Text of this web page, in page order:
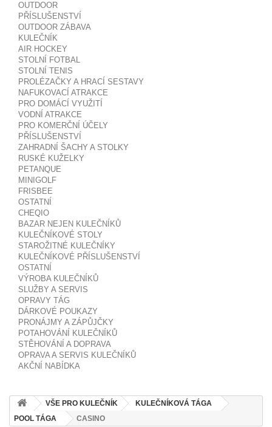
OUTDOOR
PŘÍSLUŠENSTVÍ
OUTDOOR ZÁBAVA
KULEČNÍK
AIR HOCKEY
STOLNÍ FOTBAL
STOLNÍ TENIS
PROLÉZAČKY A HRACÍ SESTAVY
NAFUKOVACÍ ATRAKCE
PRO DOMÁCÍ VYUŽITÍ
VODNÍ ATRAKCE
PRO KOMERČNÍ ÚČELY
PŘÍSLUŠENSTVÍ
ZAHRADNÍ ŠACHY A STOLKY
RUSKÉ KUŽELKY
PETANQUE
MINIGOLF
FRISBEE
OSTATNÍ
CHEQIO
BAZAR NEJEN KULEČNÍKŮ
KULEČNÍKOVÉ STOLY
STAROŽITNÉ KULEČNÍKY
KULEČNÍKOVÉ PŘÍSLUŠENSTVÍ
OSTATNÍ
VÝROBA KULEČNÍKŮ
SLUŽBY A SERVIS
OPRAVY TÁG
DÁRKOVÉ POUKAZY
PRONÁJMY A ZÁPŮJČKY
POTAHOVÁNÍ KULEČNÍKŮ
STĚHOVÁNÍ A DOPRAVA
OPRAVA A SERVIS KULEČNÍKŮ
AKČNÍ NABÍDKA
VŠE PRO KULEČNÍK
KULEČNÍKOVÁ TÁGA
POOL TÁGA
CASINO